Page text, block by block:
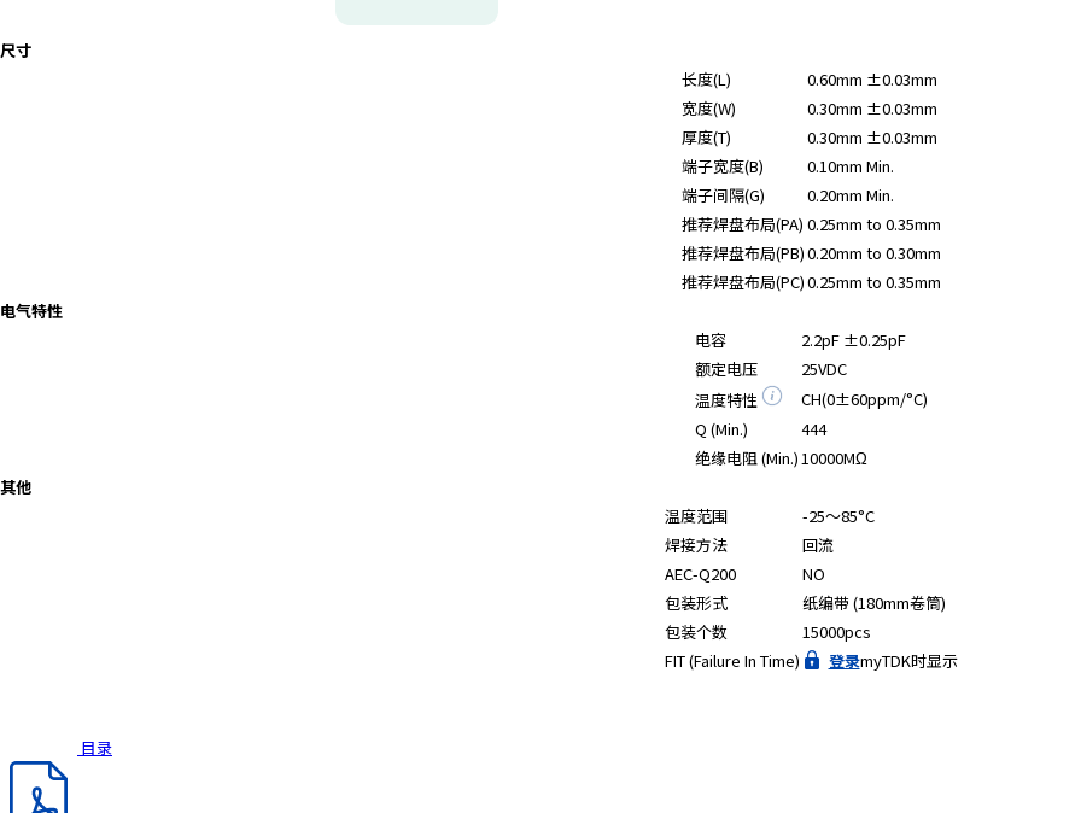
尺寸
长度(L)
0.60mm ±0.03mm
宽度(W)
0.30mm ±0.03mm
厚度(T)
0.30mm ±0.03mm
端子宽度(B)
0.10mm Min.
端子间隔(G)
0.20mm Min.
推荐焊盘布局(PA) 0.25mm to 0.35mm
推荐焊盘布局(PB)0.20mm to 0.30mm
推荐焊盘布局(PC)0.25mm to 0.35mm
电气特性
电容
2.2pF ±0.25pF
额定电压
25VDC
温度特性
CH(0±60ppm/°C)
Q (Min.)
444
绝缘电阻 (Min.)10000MΩ
其他
温度范围
-25～85°C
焊接方法
回流
AEC-Q200
NO
包装形式
纸编带 (180mm卷筒)
包装个数
15000pcs
FIT (Failure In Time)
登录myTDK时显示
目录